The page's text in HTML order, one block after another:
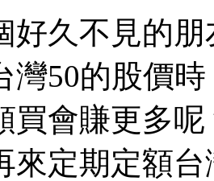
好久不見的
灣50的股價
買會賺更多
來定期定額台